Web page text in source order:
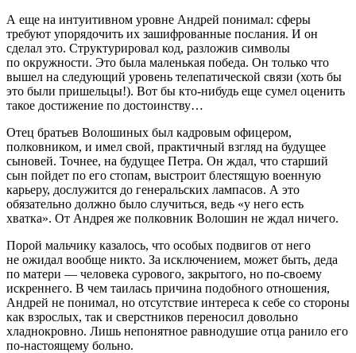
А еще на интуитивном уровне Андрей понимал: сферы
требуют упорядочить их зашифрованные послания. И он
сделал это. Структурировал код, разложив символы
по окружности. Это была маленькая победа. Он только что
вышел на следующий уровень телепатической связи (хоть бы
это были пришельцы!). Вот бы кто-нибудь еще сумел оценить
такое достижение по достоинству…
Отец братьев Волошиных был кадровым офицером,
полковником, и имел свой, практичный взгляд на будущее
сыновей. Точнее, на будущее Петра. Он ждал, что старший
сын пойдет по его стопам, выстроит блестящую военную
карьеру, дослужится до генеральских лампасов. А это
обязательно должно было случиться, ведь «у него есть
хватка». От Андрея же полковник Волошин не ждал ничего.
Порой мальчику казалось, что особых подвигов от него
не ожидал вообще никто. За исключением, может быть, деда
по матери — человека сурового, закрытого, но по-своему
искреннего. В чем таилась причина подобного отношения,
Андрей не понимал, но отсутствие интереса к себе со стороны
как взрослых, так и сверстников переносил довольно
хладнокровно. Лишь непонятное равнодушие отца ранило его
по-настоящему больно.